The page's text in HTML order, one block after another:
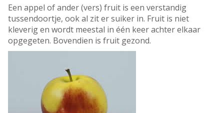
Een appel of ander (vers) fruit is een verstandig
tussendoortje, ook al zit er suiker in. Fruit is niet
kleverig en wordt meestal in één keer achter elkaar
opgegeten. Bovendien is fruit gezond.